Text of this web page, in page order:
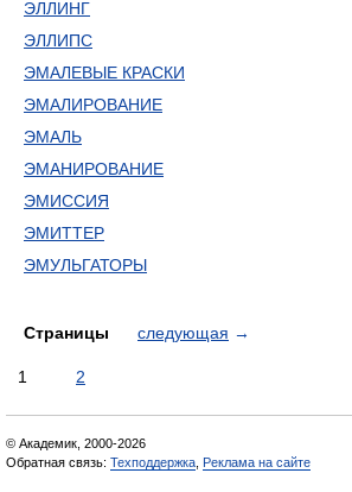
ЭЛЛИНГ
ЭЛЛИПС
ЭМАЛЕВЫЕ КРАСКИ
ЭМАЛИРОВАНИЕ
ЭМАЛЬ
ЭМАНИРОВАНИЕ
ЭМИССИЯ
ЭМИТТЕР
ЭМУЛЬГАТОРЫ
Страницы следующая →
1 2
© Академик, 2000-2026
Обратная связь: Техподдержка Реклама на сайте